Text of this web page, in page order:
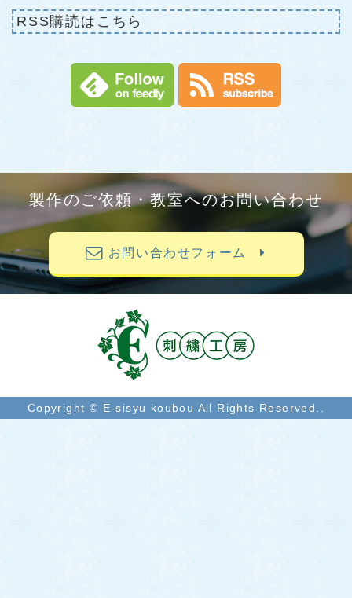
RSS購読はこちら
製作のご依頼・教室へのお問い合わせ
お問い合わせフォーム
Copyright © E-sisyu koubou All Rights Reserved..